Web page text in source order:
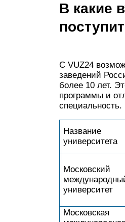
В какие
С VUZ24
заведений
более 10 лет.
программы и
специальность.
Название
университета
Московский
университет
Московская